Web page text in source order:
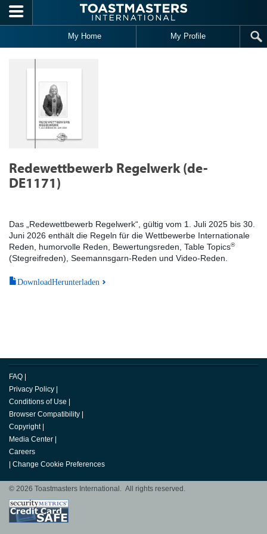
Skip to main content
My Home My Profile
Redewettbewerb Regelwerk (de-
DE1171)
Das „Redewettbewerb Regelwerk“, gültig vom 1. Juli 2025 bis 30.
Juni 2026 enthält die Regeln für die Wettbewerbe Internationale
Reden, humorvolle Reden, Bewertungsreden, Table Topics®
(Stegreifreden), Seemannsgarn-Reden und Video-Reden.
DownloadHerunterladen
FAQ
Privacy Policy
Conditions of Use
Browser Compatibility
Copyright
Media Center
Careers
Change Cookie Preferences
© 2026 Toastmasters International. All rights reserved.